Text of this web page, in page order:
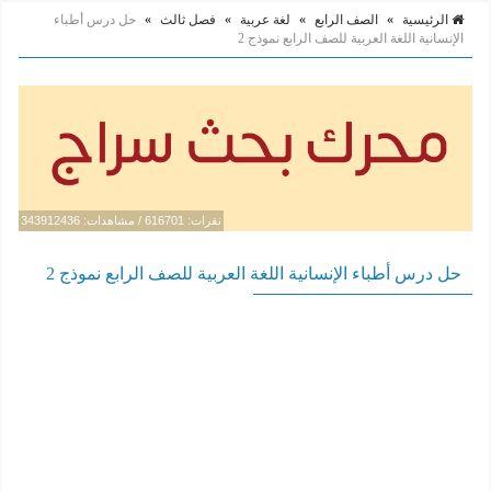
الرئيسية » الصف الرابع » لغة عربية » فصل ثالث » حل درس أطباء
الإنسانية اللغة العربية للصف الرابع نموذج 2
نقرات: 616701 / مشاهدات: 343912436
حل درس أطباء الإنسانية اللغة العربية للصف الرابع نموذج 2